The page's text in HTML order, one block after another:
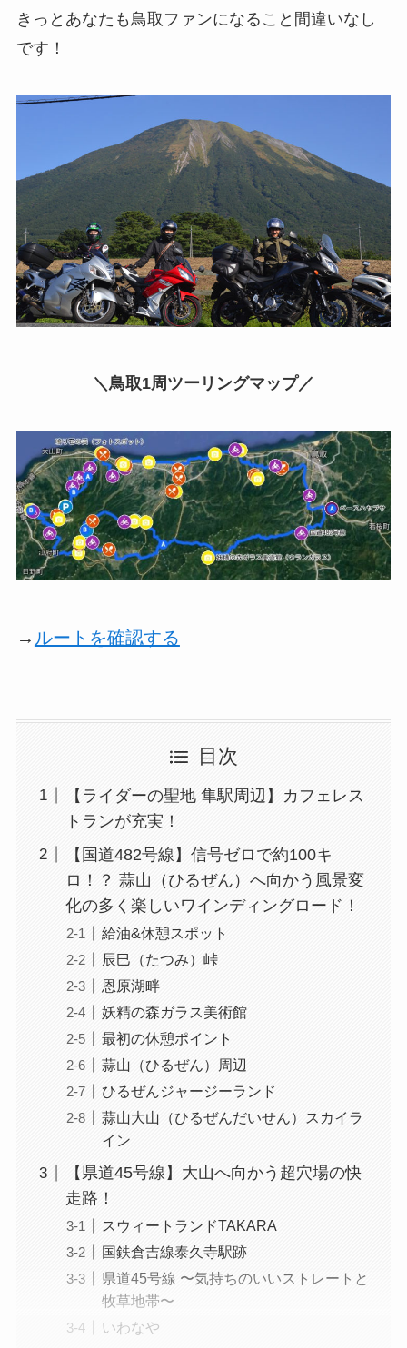
きっとあなたも鳥取ファンになること間違いなし
です！
＼鳥取1周ツーリングマップ／
→ ルートを確認する
目次
【ライダーの聖地 隼駅周辺】カフェレス
トランが充実！
【国道482号線】信号ゼロで約100キ
ロ！？ 蒜山（ひるぜん）へ向かう風景変
化の多く楽しいワインディングロード！
給油&休憩スポット
辰巳（たつみ）峠
恩原湖畔
妖精の森ガラス美術館
最初の休憩ポイント
蒜山（ひるぜん）周辺
ひるぜんジャージーランド
蒜山大山（ひるぜんだいせん）スカイラ
イン
【県道45号線】大山へ向かう超穴場の快
走路！
スウィートランドTAKARA
国鉄倉吉線泰久寺駅跡
県道45号線 〜気持ちのいいストレートと
牧草地帯〜
いわなや